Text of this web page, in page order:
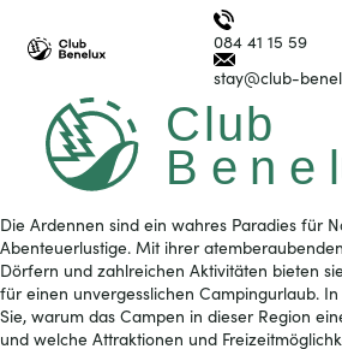
G
B
touristique
Logo
Benelux
084 41 15 59
stay@club-
Die Ardennen sind ein wahres Paradies für
Abenteuerlustige. Mit ihrer
Dörfern und zahlreichen Aktivitäten bieten
für einen unvergesslichen Campingurlaub.
Sie, warum das Campen in dieser Region
und welche Attraktionen und